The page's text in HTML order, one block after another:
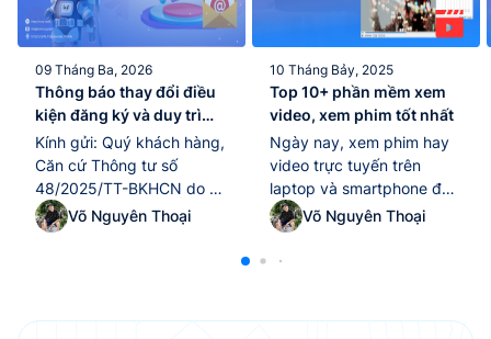
09 Tháng Ba, 2026
Thông báo thay đổi điều
kiện đăng ký và duy trì
tên miền “.edu.vn” kể từ
ngày 10/02/2026
Kính gửi: Quý khách hàng,
Căn cứ Thông tư số
48/2025/TT-BKHCN do Bộ
Khoa học và Công nghệ
ban hành ngày
dụng tài nguyên Internet
Võ Nguyên Thoại
10 Tháng Bảy, 2025
Top 10+ phần mềm xem
video, xem phim tốt nhất
Ngày nay, xem phim hay
video trực tuyến trên
laptop và smartphone đã
trở thành thói quen giải trí
quen thuộc của nhiều
người. Tuy nhiên, để tận
lựa chọn một phần mềm
Võ Nguyên Thoại